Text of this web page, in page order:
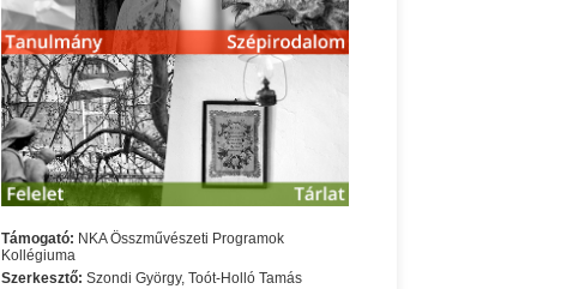
Támogató: NKA Összművészeti Programok
Kollégiuma
Szerkesztő: Szondi György, Toót-Holló Tamás